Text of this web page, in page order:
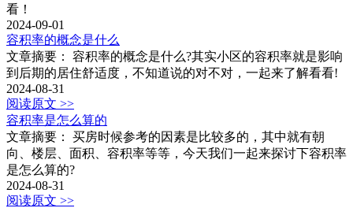
看！
2024-09-01
容积率的概念是什么
文章摘要： 容积率的概念是什么?其实小区的容积率就是影响
到后期的居住舒适度，不知道说的对不对，一起来了解看看!
2024-08-31
阅读原文 >>
容积率是怎么算的
文章摘要： 买房时候参考的因素是比较多的，其中就有朝
向、楼层、面积、容积率等等，今天我们一起来探讨下容积率
是怎么算的?
2024-08-31
阅读原文 >>